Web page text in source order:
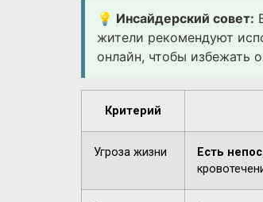
💡 Инсайдерский совет:
жители рекомендуют
онлайн, чтобы избежать
Критерий
Угроза жизни Есть